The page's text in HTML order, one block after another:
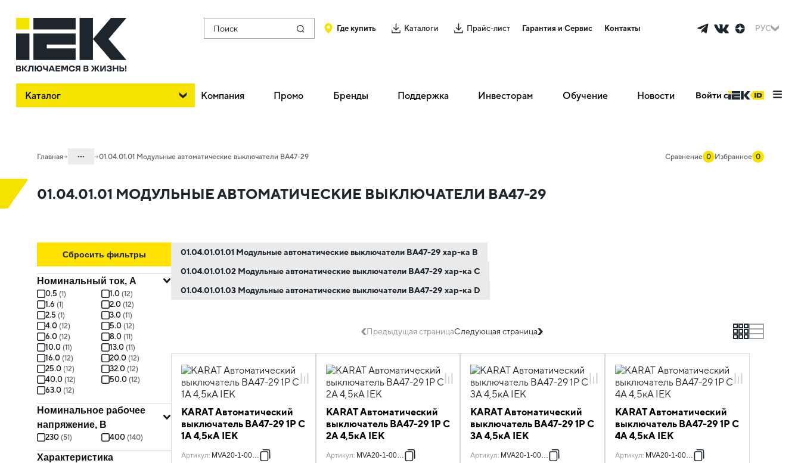
Поиск Где купить Каталоги Прайс-лист Гарантия и Сервис Контакты РУС
Каталог Компания Промо Бренды Поддержка Инвесторам Обучение Новости Войти с
Главная ...
01.04.01 Модульные автоматические
01.04.01.01 Модульные автоматические выключатели ВА47-29 Сравнение 0 Избранное 0
01.04.01.01 МОДУЛЬНЫЕ АВТОМАТИЧЕСКИЕ ВЫКЛЮЧАТЕЛИ ВА47-29
Сбросить фильтры
Номинальный ток, А
0.5 (1) 1.0 (12)
1.6 (1) 2.0 (12)
2.5 (1) 3.0 (11)
4.0 (12) 5.0 (12)
6.0 (12) 8.0 (11)
10.0 (11) 13.0 (11)
16.0 (12) 20.0 (12)
25.0 (12) 32.0 (12)
40.0 (12) 50.0 (12)
63.0 (12)
Номинальное рабочее
напряжение, В
230 (51) 400 (140)
Характеристика
01.04.01.01.01 Модульные автоматические выключатели ВА47-29 хар-ка B
01.04.01.01.02 Модульные автоматические выключатели ВА47-29 хар-ка C
01.04.01.01.03 Модульные автоматические выключатели ВА47-29 хар-ка D
Предыдущая страницаСледующая страница grid list
KARAT Автоматический
выключатель ВА47-29 1P C
1А 4,5кА IEK
Артикул: MVA20-1-001-C
KARAT Автоматический
выключатель ВА47-29 1P C
2А 4,5кА IEK
Артикул: MVA20-1-002-C
KARAT Автоматический
выключатель ВА47-29 1P C
3А 4,5кА IEK
Артикул: MVA20-1-003-C
KARAT Автоматический
выключатель ВА47-29 1P C
4А 4,5кА IEK
Артикул: MVA20-1-004-C